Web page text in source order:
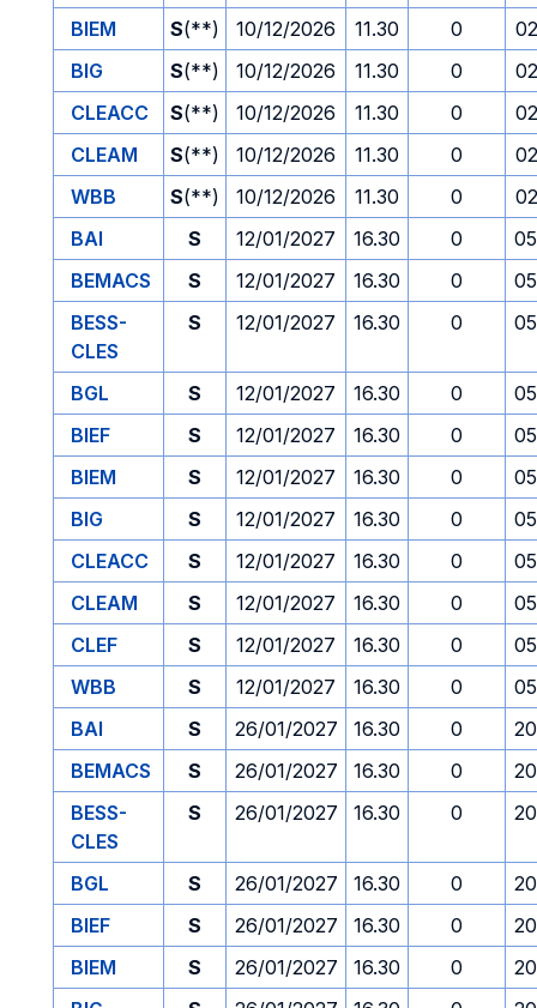
BIEM
S(**) 10/12/2026 11.30 0
BIG
S(**) 10/12/2026 11.30 0
CLEACC
S(**) 10/12/2026 11.30 0
CLEAM
S(**) 10/12/2026 11.30 0
WBB
S(**) 10/12/2026 11.30 0
BAI
S 12/01/2027 16.30 0
BEMACS
S 12/01/2027 16.30 0
BESS-
CLES
S 12/01/2027 16.30 0
BGL S 12/01/2027 16.30 0
BIEF
S 12/01/2027 16.30 0
BIEM
S 12/01/2027 16.30 0
BIG
S 12/01/2027 16.30 0
CLEACC
S 12/01/2027 16.30 0
CLEAM
S 12/01/2027 16.30 0
CLEF
S 12/01/2027 16.30 0
WBB
S 12/01/2027 16.30 0
BAI
S 26/01/2027 16.30 0
BEMACS
S 26/01/2027 16.30 0
BESS-
CLES
S 26/01/2027 16.30 0
BGL S 26/01/2027 16.30 0
BIEF
S 26/01/2027 16.30 0
BIEM
S 26/01/2027 16.30 0